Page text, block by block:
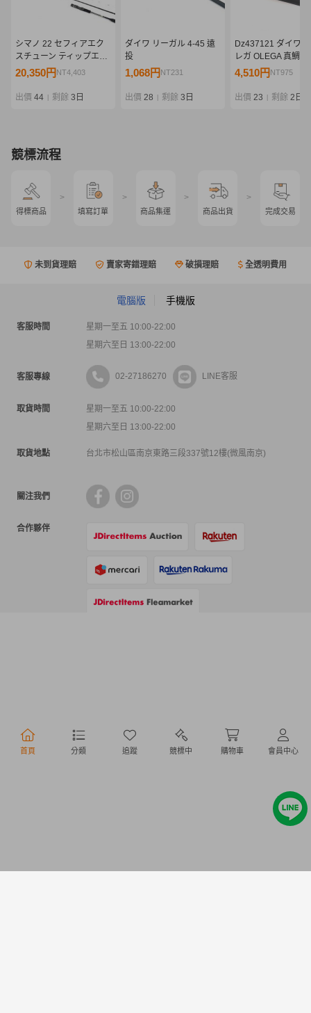
首頁 分類 追蹤 競標中 購物車 會員中心
シマノ 22 セフィアエク
スチューン ティップエギ
ング S68MH-S 美品
20,350円 NT4,403
出價 44 剩餘 3日
ダイワ リーガル 4-45 遠
投
1,068円 NT231
出價 28 剩餘 3日
Dz437121 ダイワ
レガ OLEGA 真鯛
53V 06526826
4,510円 NT975
出價 23 剩餘 2日
競標流程
得標商品
>
填寫訂單
>
商品集運
>
商品出貨
>
完成交易
未到貨理賠 賣家寄錯理賠 破損理賠 全透明費用
電腦版 手機版
客服時間
星期一至五 10:00-22:00
星期六至日 13:00-22:00
客服專線 02-27186270 LINE客服
取貨時間
星期一至五 10:00-22:00
星期六至日 13:00-22:00
取貨地點 台北市松山區南京東路三段337號12樓(微風南京)
關注我們
合作夥伴
行動購物